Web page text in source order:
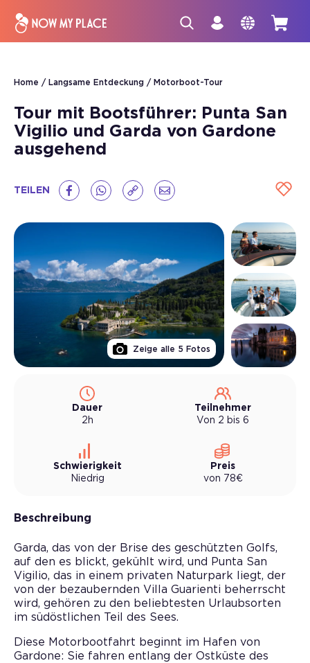
Home Langsame Entdeckung Motorboot-Tour
Tour mit Bootsführer: Punta San
Vigilio und Garda von Gardone
ausgehend
TEILEN
Zeige alle 5 Fotos
Dauer
2h
Teilnehmer
Von 2 bis 6
Schwierigkeit
Niedrig
Preis
von 78€
Beschreibung
Garda, das von der Brise des geschützten Golfs,
auf den es blickt, gekühlt wird, und Punta San
Vigilio, das in einem privaten Naturpark liegt, der
von der bezaubernden Villa Guarienti beherrscht
wird, gehören zu den beliebtesten Urlaubsorten
im südöstlichen Teil des Sees.
Diese Motorbootfahrt beginnt im Hafen von
Gardone: Sie fahren entlang der Ostküste des